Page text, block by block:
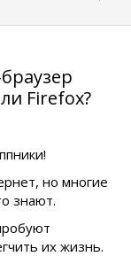
Firefox?
но многие
знают.
их жизнь.